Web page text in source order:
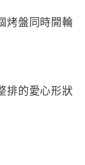
烤盤同時開輪
排的愛心形狀